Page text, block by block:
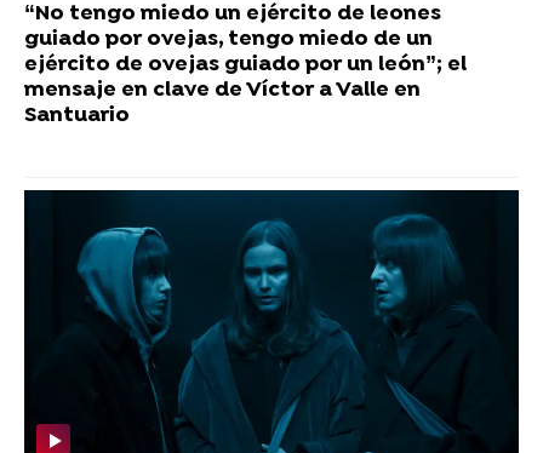
“No tengo miedo un ejército de leones
guiado por ovejas, tengo miedo de un
ejército de ovejas guiado por un león”; el
mensaje en clave de Víctor a Valle en
Santuario